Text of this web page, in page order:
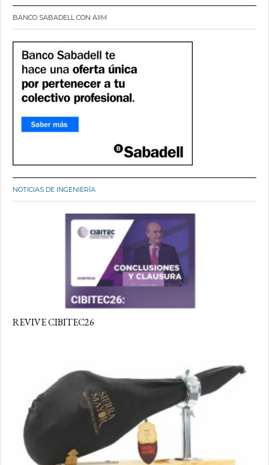
BANCO SABADELL CON AIIM
NOTICIAS DE INGENIERÍA
REVIVE CIBITEC26